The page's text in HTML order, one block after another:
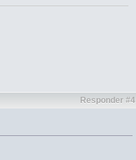
Responder #4